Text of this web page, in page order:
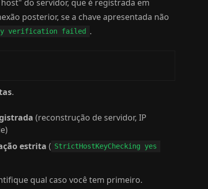
do servidor, que é registrada em
posterior, se a chave apresentada não
verification failed .
.
(reconstrução de servidor, IP
estrita ( StrictHostKeyChecking yes
qual caso você tem primeiro.